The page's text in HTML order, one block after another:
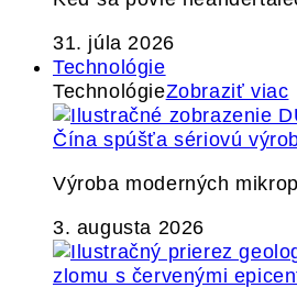
31. júla 2026
Technológie
TechnológieZobraziť viac
Čína spúšťa sériovú
Výroba moderných
3. augusta 2026